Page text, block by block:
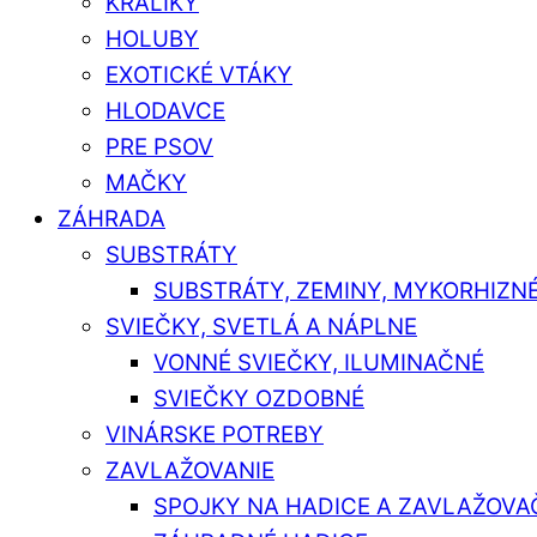
HOLUBY
EXOTICKÉ VTÁKY
HLODAVCE
PRE PSOV
MAČKY
ZÁHRADA
SUBSTRÁTY
SUBSTRÁTY, ZEMINY,
SVIEČKY, SVETLÁ A NÁPLNE
VONNÉ SVIEČKY, ILUMINAČNÉ
SVIEČKY OZDOBNÉ
VINÁRSKE POTREBY
ZAVLAŽOVANIE
SPOJKY NA HADICE A